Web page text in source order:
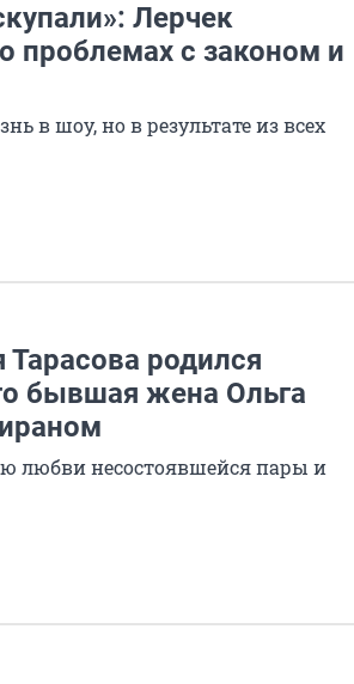
Лерчек
проблемах с законом и
в шоу, но в результате из всех
родился
бывшая жена Ольга
любви несостоявшейся пары и